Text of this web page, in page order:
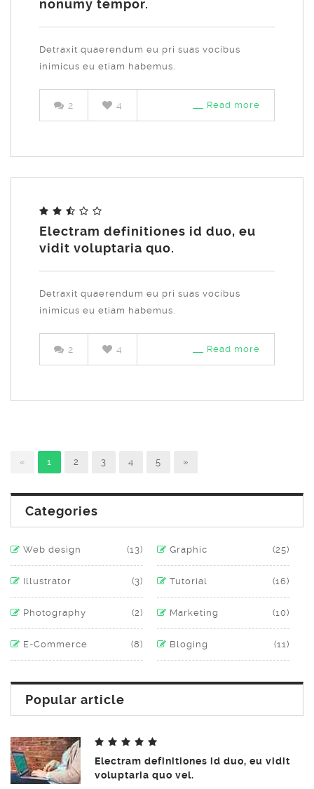
nonumy tempor.
Detraxit quaerendum eu pri suas vocibus
inimicus eu etiam habemus.
2 4 Read more
Electram definitiones id duo, eu
vidit voluptaria quo.
Detraxit quaerendum eu pri suas vocibus
inimicus eu etiam habemus.
2 4 Read more
« 1 2 3 4 5 »
Categories
Web design (13) Graphic (25)
Illustrator (3) Tutorial (16)
Photography (2) Marketing (10)
E-Commerce (8) Bloging (11)
Popular article
Electram definitiones id duo, eu vidit
voluptaria quo vel.